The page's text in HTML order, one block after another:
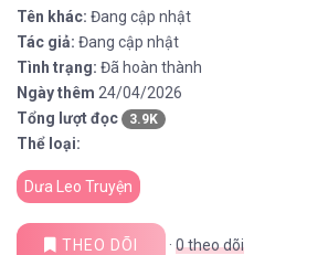
Tên khác: Đang cập nhật
Tác giả: Đang cập nhật
Tình trạng: Đã hoàn thành
Ngày thêm 24/04/2026
Tổng lượt đọc
3.9K
Thể loại:
Dưa Leo Truyện
THEO DÕI · 0theo dõi